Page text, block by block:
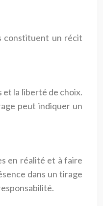
constituent un récit
et la liberté de choix.
peut indiquer un
en réalité et à faire
dans un tirage